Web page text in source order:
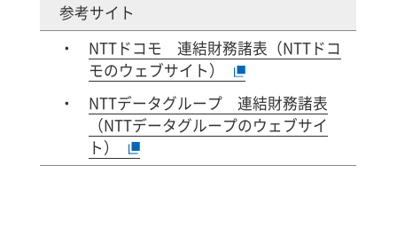
参考サイト
NTTドコモ 連結財務諸表（NTTドコ
モのウェブサイト）
NTTデータグループ 連結財務諸表
（NTTデータグループのウェブサイ
ト）